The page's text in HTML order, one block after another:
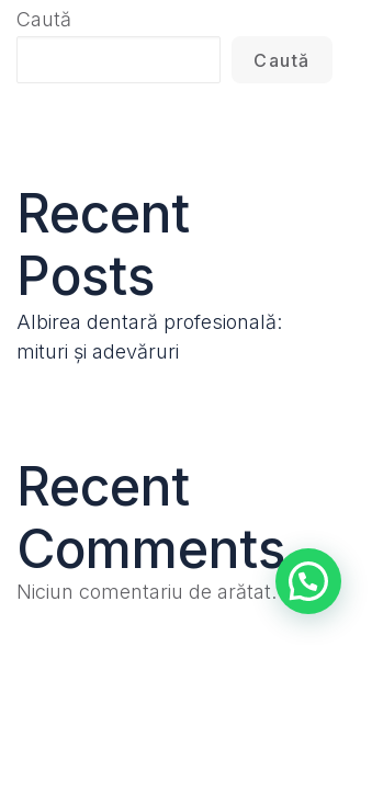
Caută
Caută
Recent
Posts
Albirea dentară profesională:
mituri și adevăruri
Recent
Comments
Niciun comentariu de arătat.